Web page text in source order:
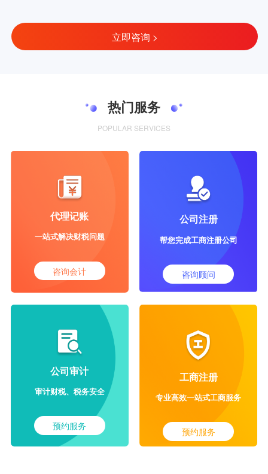
立即咨询 >
热门服务
POPULAR SERVICES
代理记账
一站式解决财税问题
咨询会计
公司注册
帮您完成工商注册公司
咨询顾问
公司审计
审计财税、税务安全
预约服务
工商注册
专业高效一站式工商服务
预约服务